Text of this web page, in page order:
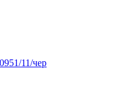
11/чер